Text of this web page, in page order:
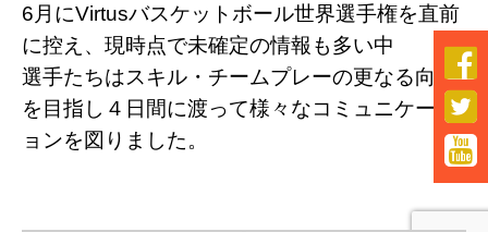
6月にVirtusバスケットボール世界選手権を直前
に控え、現時点で未確定の情報も多い中
選手たちはスキル・チームプレーの更なる向上
を目指し４日間に渡って様々なコミュニケーシ
ョンを図りました。


